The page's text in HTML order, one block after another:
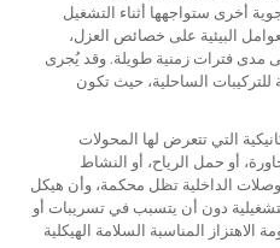
أخرى ستواجهها أثناء التشغيل
البيئية على خصائص العزل،
مدى فترات زمنية طويلة. وقد يُجرى
الساحلية، حيث تكون
التي تتعرض لها المحولات
أو حمل الرياح، أو النشاط
الداخلية تظل محكمة، وأن هيكل
دون أن يتسبب في تسريبات أو
المناسبة السلامة الهيكلية